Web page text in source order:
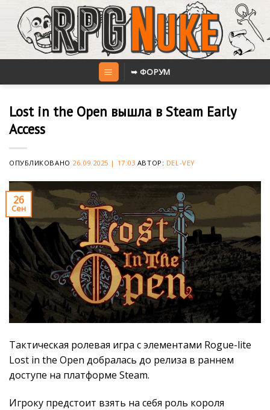
content
➥ ФОРУМ
Lost in the Open вышла в Steam Early
Access
ОПУБЛИКОВАНО 26.09.2025 | 17:03 АВТОР: DEL-VEY
26
Сен
Тактическая ролевая игра с элементами Rogue-lite
Lost in the Open добралась до релиза в раннем
доступе на платформе Steam.
Игроку предстоит взять на себя роль короля